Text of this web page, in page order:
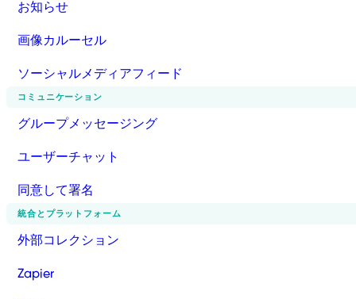
お知らせ
画像カルーセル
ソーシャルメディアフィード
コミュニケーション
グループメッセージング
ユーザーチャット
同意して署名
統合とプラットフォーム
外部コレクション
Zapier